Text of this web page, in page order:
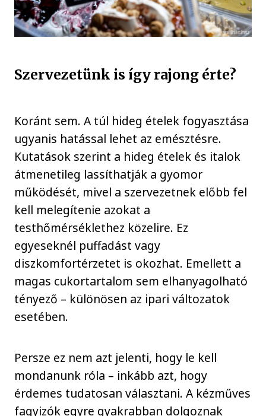
Szervezetünk is így rajong érte?
Koránt sem. A túl hideg ételek fogyasztása
ugyanis hatással lehet az emésztésre.
Kutatások szerint a hideg ételek és italok
átmenetileg lassíthatják a gyomor
működését, mivel a szervezetnek előbb fel
kell melegítenie azokat a
testhőmérséklethez közelire. Ez
egyeseknél puffadást vagy
diszkomfortérzetet is okozhat. Emellett a
magas cukortartalom sem elhanyagolható
tényező – különösen az ipari változatok
esetében.
Persze ez nem azt jelenti, hogy le kell
mondanunk róla – inkább azt, hogy
érdemes tudatosan választani. A kézműves
fagyizók egyre gyakrabban dolgoznak